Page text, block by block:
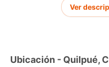
Cocina tradicional y living-
Antejardín y gran patio con
Contribuciones: $110.000.-
Ver
Ubicación - Quilpué,